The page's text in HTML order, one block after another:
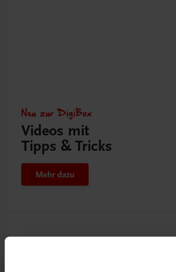
Neu zur DigiBox
Videos mit
Tipps & Tricks
Mehr dazu